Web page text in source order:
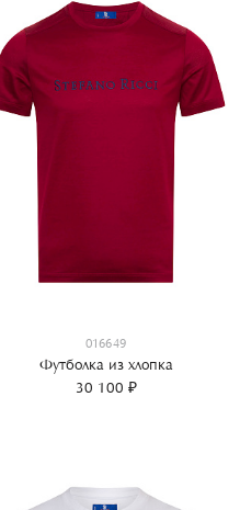
016649
Футболка из хлопка
30 100 ₽